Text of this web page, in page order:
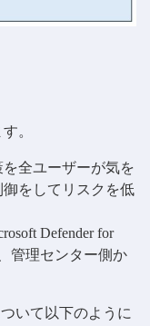
。
を全ユーザーが気を
をしてリスクを低
Defender for
管理センター側か
いて以下のように